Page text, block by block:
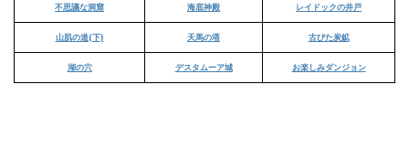
不思議な洞窟 海底神殿 レイドックの井戸
山肌の道(下) 天馬の塔 古びた炭鉱
湖の穴 デスタムーア城 お楽しみダンジョン